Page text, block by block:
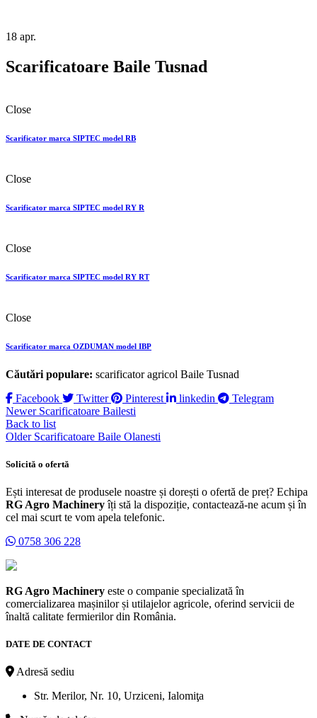
18 apr.
Scarificatoare Baile Tusnad
Close
Scarificator marca SIPTEC model RB
Close
Scarificator marca SIPTEC model RY R
Close
Scarificator marca SIPTEC model RY RТ
Close
Scarificator marca OZDUMAN model IBP
Căutări populare: scarificator agricol Baile Tusnad
Facebook
Twitter Pinterest linkedin
Telegram
Newer Scarificatoare Bailesti
Back to list
Older Scarificatoare Baile Olanesti
Solicită o ofertă
Ești interesat de produsele noastre și dorești o ofertă de preț? Echipa
RG Agro Machineryîți stă la dispoziție, contactează-ne acum și în
cel mai scurt te vom apela telefonic.
0758 306 228
RG Agro Machinery este o companie specializată în
comercializarea mașinilor și utilajelor agricole, oferind servicii de
înaltă calitate fermierilor din România.
DATE DE CONTACT
Adresă sediu
Str. Merilor, Nr. 10, Urziceni, Ialomiţa